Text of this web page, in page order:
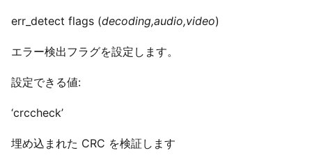
err_detect flags (decoding,audio,video)
エラー検出フラグを設定します。
設定できる値:
‘crccheck’
埋め込まれた CRC を検証します